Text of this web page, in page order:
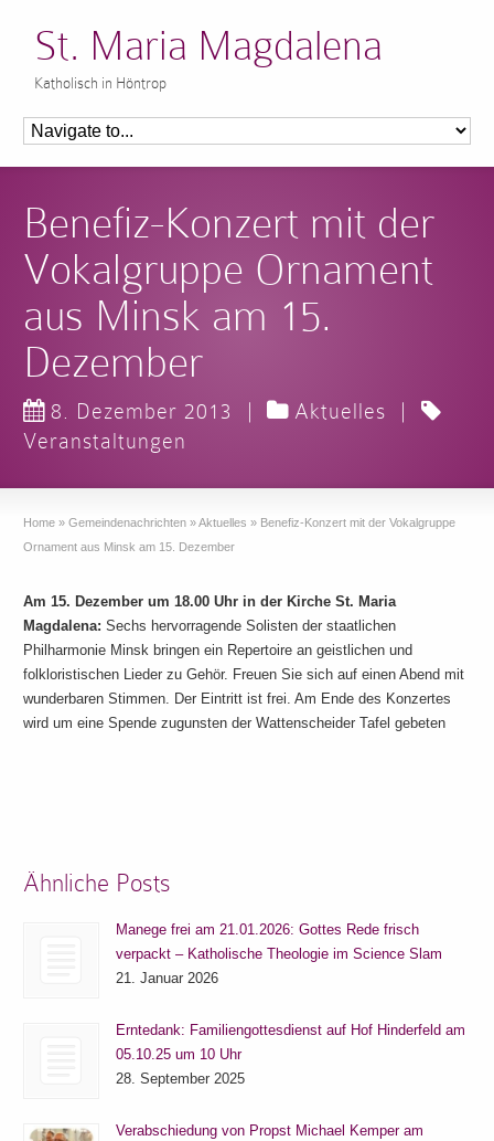
St. Maria Magdalena
Katholisch in Höntrop
Benefiz-Konzert mit der
Vokalgruppe Ornament
aus Minsk am 15.
Dezember
8. Dezember 2013 | Aktuelles
|
Veranstaltungen
Home » Gemeindenachrichten »Aktuelles » Benefiz-Konzert mit der Vokalgruppe
Ornament aus Minsk am 15. Dezember
Am 15. Dezember um 18.00 Uhr in der Kirche St. Maria
Magdalena:Sechs hervorragende Solisten der staatlichen
Philharmonie Minsk bringen ein Repertoire an geistlichen und
folkloristischen Lieder zu Gehör. Freuen Sie sich auf einen Abend mit
wunderbaren Stimmen. Der Eintritt ist frei. Am Ende des Konzertes
wird um eine Spende zugunsten der Wattenscheider Tafel gebeten
Ähnliche Posts
Manege frei am 21.01.2026: Gottes Rede frisch
verpackt – Katholische Theologie im Science Slam
21. Januar 2026
Erntedank: Familiengottesdienst auf Hof Hinderfeld am
05.10.25 um 10 Uhr
28. September 2025
Verabschiedung von Propst Michael Kemper am